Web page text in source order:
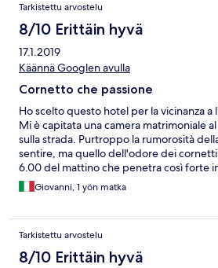
Tarkistettu arvostelu
8/10 Erittäin hyvä
17.1.2019
Käännä Googlen avulla
Cornetto che passione
Ho scelto questo hotel per la vicinanza
Mi è capitata una camera matrimoniale
sulla strada. Purtroppo la rumorosità
sentire, ma quello dell'odore dei
6.00 del mattino che penetra così forte
sarei aspettato. Della camera posso dire
antiquato e scollato in più punti. Il
cuscino molto sottile. Comunque in linea
voto da 7 e mezzo.
Giovanni, 1 yön matka
Tarkistettu arvostelu
8/10 Erittäin hyvä